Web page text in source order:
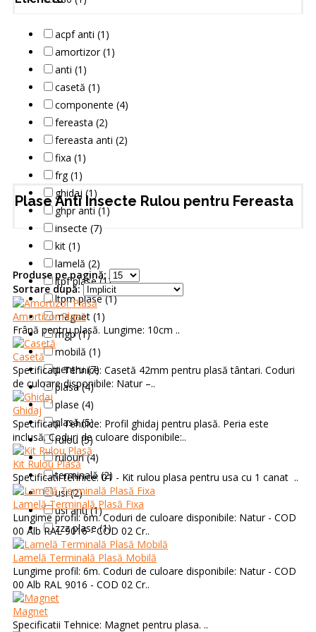
acpf anti (1)
amortizor (1)
anti (1)
casetă (1)
componente (4)
fereasta (2)
fereasta anti (2)
fixa (1)
frg (1)
ghidaj (1)
ghpr anti (1)
insecte (7)
kit (1)
lamelă (2)
ltpf plase (1)
ltpm plase (1)
magnet (1)
mgp (1)
mobilă (1)
pentru (7)
plasa (4)
plase (4)
plasă (5)
rulou (5)
rulouri (4)
terminală (2)
usi (2)
usi anti (1)
zzz plase (1)
Plase Anti Insecte Rulou pentru Fereasta
Produse pe pagină:
Sortare după:
Amortizor Plasă
Frână pentru plasă. Lungime: 10cm ..
Casetă
Specificatii Tehnice: Casetă 42mm pentru plasă tântari. Coduri
de culoare disponibile: Natur –..
Ghidaj
Specificatii Tehnice: Profil ghidaj pentru plasă. Peria este
inclusă. Coduri de culoare disponibile:..
Kit Rulou Plasă
Specificatii tehnice: 01 - Kit rulou plasa pentru usa cu 1 canat ..
Lamelă Terminală Plasă Fixa
Lungime profil: 6m. Coduri de culoare disponibile: Natur - COD
00 Alb RAL 9016 - COD 02 Cr..
Lamelă Terminală Plasă Mobilă
Lungime profil: 6m. Coduri de culoare disponibile: Natur - COD
00 Alb RAL 9016 - COD 02 Cr..
Magnet
Specificatii Tehnice: Magnet pentru plasa. ..